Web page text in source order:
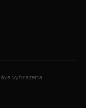
vyhrazena.